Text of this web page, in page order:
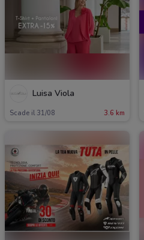
Luisa Viola
Scade il 31/08 3.6 km